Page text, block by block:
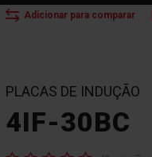
Adicionar para comparar
PLACAS DE INDUÇÃO
4IF-30BC